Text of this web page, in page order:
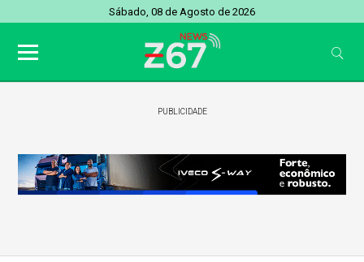
Sábado, 08 de Agosto de 2026
PUBLICIDADE